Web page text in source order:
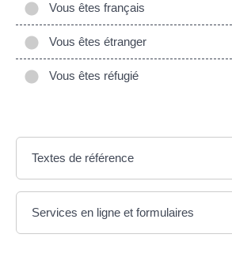
Vous êtes français
Vous êtes étranger
Vous êtes réfugié
Textes de référence
Services en ligne et formulaires